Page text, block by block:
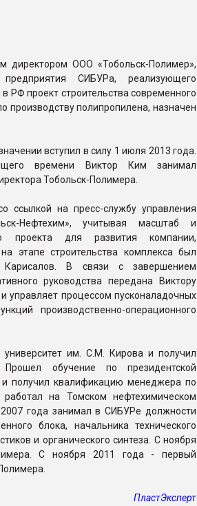
директором ООО «Тобольск-Полимер»,
предприятия СИБУРа, реализующего
РФ проект строительства современного
производству полипропилена, назначен
вступил в силу 1 июля 2013 года.
времени Виктор Ким занимал
Тобольск-Полимера.
ссылкой на пресс-службу управления
Нефтехим», учитывая масштаб и
проекта для развития компании,
этапе строительства комплекса был
В связи с завершением
руководства передана Виктору
управляет процессом пусконаладочных
производственно-операционного
университет им. С.М. Кирова и получил
Прошел обучение по президентской
и получил квалификацию менеджера по
на Томском нефтехимическом
года занимал в СИБУРе должности
блока, начальника технического
и органического синтеза. С ноября
С ноября 2011 года - первый
ПластЭксперт